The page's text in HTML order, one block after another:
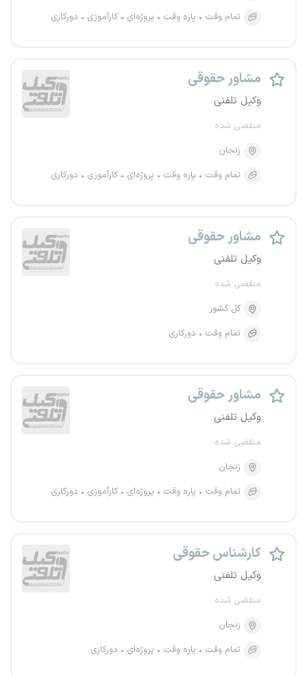
تمام وقت
پاره وقت پروژه‌ای کارآموزی دورکاری
مشاور حقوقی
وکیل تلفنی
منقضی شده
زنجان
تمام وقت
پاره وقت پروژه‌ای کارآموزی دورکاری
مشاور حقوقی
وکیل تلفنی
منقضی شده
کل کشور
تمام وقت
دورکاری
مشاور حقوقی
وکیل تلفنی
منقضی شده
زنجان
تمام وقت
پاره وقت پروژه‌ای کارآموزی دورکاری
کارشناس حقوقی
وکیل تلفنی
منقضی شده
زنجان
تمام وقت
پاره وقت پروژه‌ای دورکاری